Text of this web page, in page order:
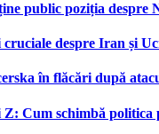
public poziția despre
despre Iran și
în flăcări după
Z: Cum schimbă